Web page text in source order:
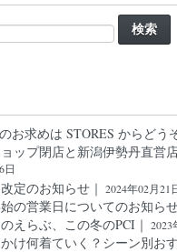
お求めは STORES からどう
ップ閉店と新潟伊勢丹直営
日
定のお知らせ｜ 2024年02月21
始の営業日についてのお知ら
えらぶ、この冬のPCI｜ 2023
け何着ていく？シーン別お